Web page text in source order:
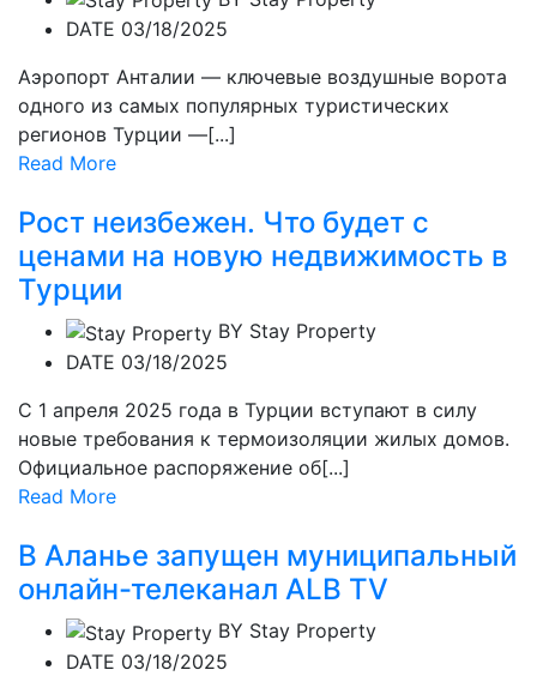
DATE 03/18/2025
Аэропорт Анталии — ключевые воздушные ворота
одного из самых популярных туристических
регионов Турции —[...]
Read More
Рост неизбежен. Что будет с
ценами на новую недвижимость в
Турции
BY Stay Property
DATE 03/18/2025
С 1 апреля 2025 года в Турции вступают в силу
новые требования к термоизоляции жилых домов.
Официальное распоряжение об[...]
Read More
В Аланье запущен муниципальный
онлайн-телеканал ALB TV
BY Stay Property
DATE 03/18/2025